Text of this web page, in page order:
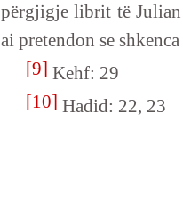
përgjigje librit të
ai pretendon se
[9] Kehf: 29
[10] Hadid: 22, 23